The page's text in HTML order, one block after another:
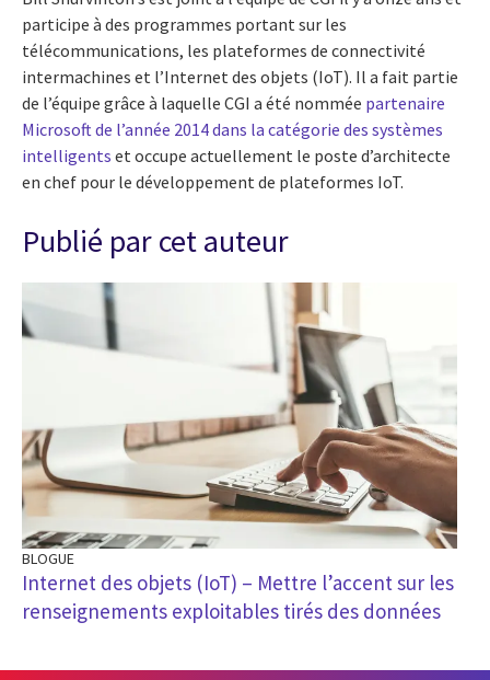
participe à des programmes portant sur les
télécommunications, les plateformes de connectivité
intermachines et l’Internet des objets (IoT). Il a fait partie
de l’équipe grâce à laquelle CGI a été nommée partenaire
Microsoft de l’année 2014 dans la catégorie des systèmes
intelligents et occupe actuellement le poste d’architecte
en chef pour le développement de plateformes IoT.
Publié par cet auteur
BLOGUE
Internet des objets (IoT) – Mettre l’accent sur les
renseignements exploitables tirés des données